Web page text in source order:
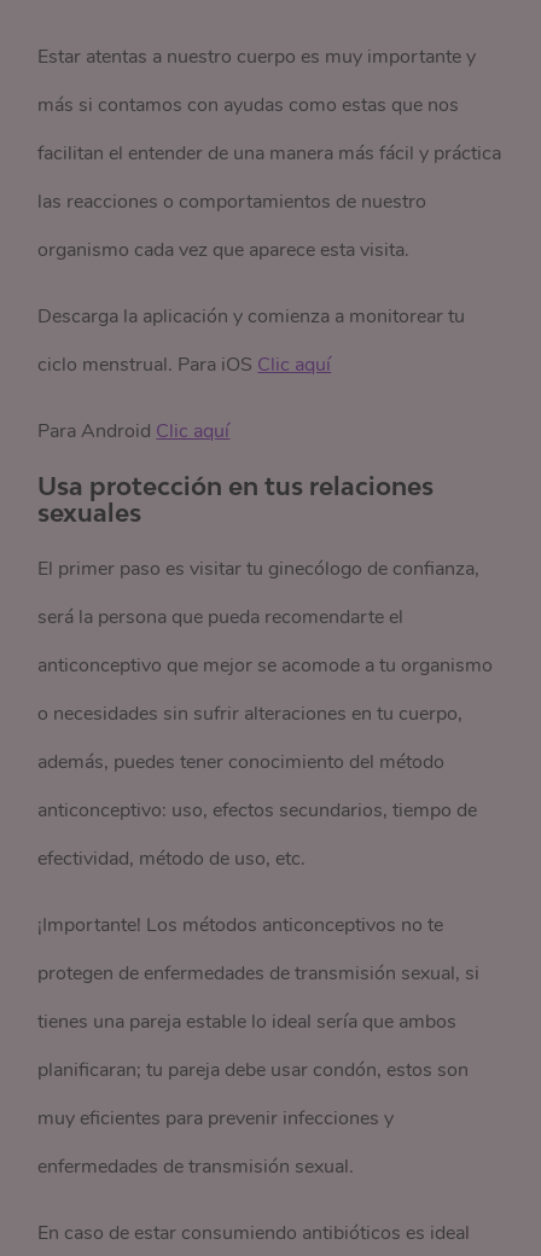
Estar atentas a nuestro cuerpo es muy importante y
más si contamos con ayudas como estas que nos
facilitan el entender de una manera más fácil y práctica
las reacciones o comportamientos de nuestro
organismo cada vez que aparece esta visita.
Descarga la aplicación y comienza a monitorear tu
ciclo menstrual. Para iOSClic aquí
Para AndroidClic aquí
Usa protección en tus relaciones
sexuales
El primer paso es visitar tu ginecólogo de confianza,
será la persona que pueda recomendarte el
anticonceptivo que mejor se acomode a tu organismo
o necesidades sin sufrir alteraciones en tu cuerpo,
además, puedes tener conocimiento del método
anticonceptivo: uso, efectos secundarios, tiempo de
efectividad, método de uso, etc.
¡Importante! Los métodos anticonceptivos no te
protegen de enfermedades de transmisión sexual, si
tienes una pareja estable lo ideal sería que ambos
planificaran; tu pareja debe usar condón, estos son
muy eficientes para prevenir infecciones y
enfermedades de transmisión sexual.
En caso de estar consumiendo antibióticos es ideal